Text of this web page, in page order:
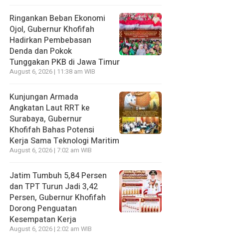
Ringankan Beban Ekonomi
Ojol, Gubernur Khofifah
Hadirkan Pembebasan
Denda dan Pokok
Tunggakan PKB di Jawa Timur
August 6, 2026 | 11:38 am WIB
Kunjungan Armada
Angkatan Laut RRT ke
Surabaya, Gubernur
Khofifah Bahas Potensi
Kerja Sama Teknologi Maritim
August 6, 2026 | 7:02 am WIB
Jatim Tumbuh 5,84 Persen
dan TPT Turun Jadi 3,42
Persen, Gubernur Khofifah
Dorong Penguatan
Kesempatan Kerja
August 6, 2026 | 2:02 am WIB